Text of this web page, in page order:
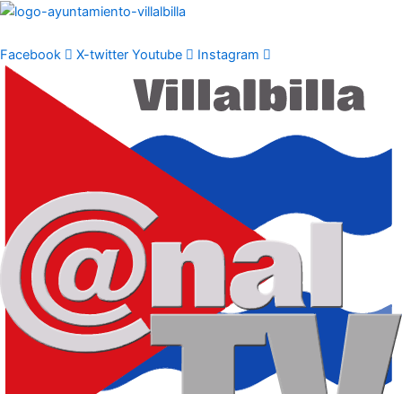
Ir
contenido
Facebook X-twitter Youtube Instagram